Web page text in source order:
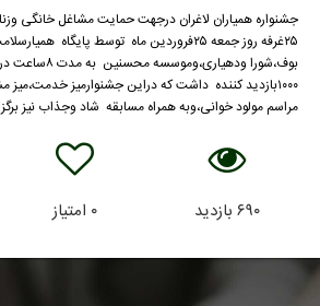
جشنواره همیاران لاغران درجهت حمایت مشاغل خانگی
۲۵غرفه روز جمعه ۲۵فروردین ماه توسط پایگاه
بوف،شورا
۱۰۰۰بازدید کننده داشت که دراین جشنوارمیز خدمت،میز
مراسم مولود خوانی،وبه همراه مسابقه شاد وجذاب نیز
۶۹۰ بازدید ۰ امتیاز